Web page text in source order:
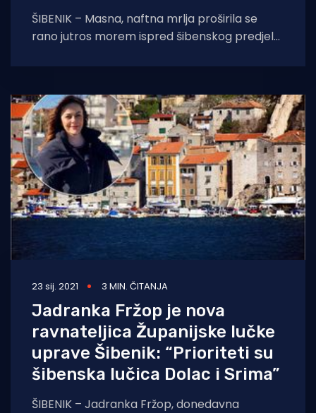
ŠIBENIK – Masna, naftna mrlja proširila se
rano jutros morem ispred šibenskog predjela
23 sij. 2021 3 MIN. ČITANJA
Jadranka Fržop je nova
ravnateljica Županijske lučke
uprave Šibenik: “Prioriteti su
šibenska lučica Dolac i Srima”
ŠIBENIK – Jadranka Fržop, donedavna